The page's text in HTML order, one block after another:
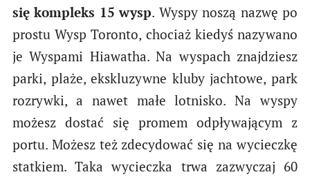
się kompleks 15 wysp. Wyspy noszą nazwę po
prostu Wysp Toronto, chociaż kiedyś nazywano
je Wyspami Hiawatha. Na wyspach znajdziesz
parki, plaże, ekskluzywne kluby jachtowe, park
rozrywki, a nawet małe lotnisko. Na wyspy
możesz dostać się promem odpływającym z
portu. Możesz też zdecydować się na wycieczkę
statkiem. Taka wycieczka trwa zazwyczaj 60